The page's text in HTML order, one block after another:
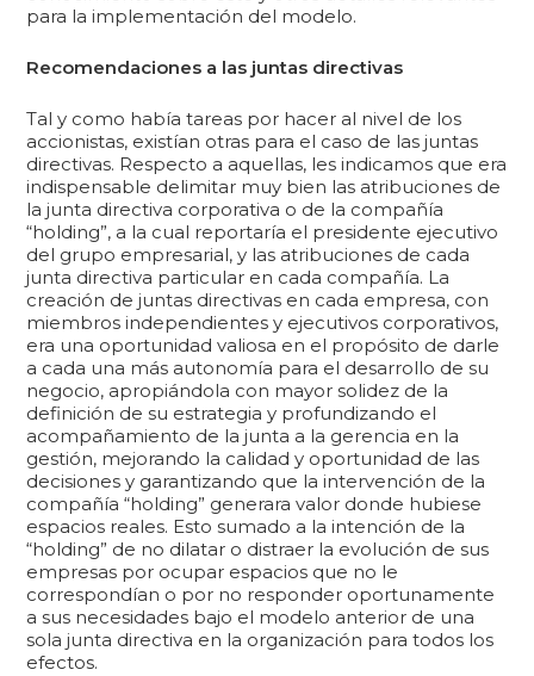
para la implementación del modelo.
Recomendaciones a las juntas directivas
Tal y como había tareas por hacer al nivel de los
accionistas, existían otras para el caso de las juntas
directivas. Respecto a aquellas, les indicamos que era
indispensable delimitar muy bien las atribuciones de
la junta directiva corporativa o de la compañía
“holding”, a la cual reportaría el presidente ejecutivo
del grupo empresarial, y las atribuciones de cada
junta directiva particular en cada compañía. La
creación de juntas directivas en cada empresa, con
miembros independientes y ejecutivos corporativos,
era una oportunidad valiosa en el propósito de darle
a cada una más autonomía para el desarrollo de su
negocio, apropiándola con mayor solidez de la
definición de su estrategia y profundizando el
acompañamiento de la junta a la gerencia en la
gestión, mejorando la calidad y oportunidad de las
decisiones y garantizando que la intervención de la
compañía “holding” generara valor donde hubiese
espacios reales. Esto sumado a la intención de la
“holding” de no dilatar o distraer la evolución de sus
empresas por ocupar espacios que no le
correspondían o por no responder oportunamente
a sus necesidades bajo el modelo anterior de una
sola junta directiva en la organización para todos los
efectos.